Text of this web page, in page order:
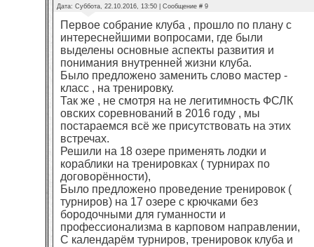
Дата: Суббота, 22.10.2016, 13:50 | Сообщение # 9
Первое собрание клуба , прошло по плану с
интереснейшими вопросами, где были
выделены основные аспекты развития и
понимания внутренней жизни клуба.
Было предложено заменить слово мастер -
класс , на тренировку.
Так же , не смотря на не легитимность ФСЛК
овских соревнований в 2016 году , мы
постараемся всё же присутствовать на этих
встречах.
Решили на 18 озере применять лодки и
кораблики на тренировках ( турнирах по
договорённости),
Было предложено проведение тренировок (
турниров) на 17 озере с крючками без
бородочными для гуманности и
профессионализма в карповом направлении,
С календарём турниров, тренировок клуба и